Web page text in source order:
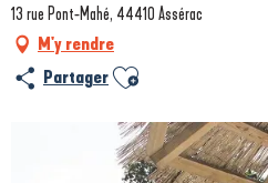
13 rue Pont-Mahé, 44410 Assérac
M'y rendre
Partager Ajouter aux favoris